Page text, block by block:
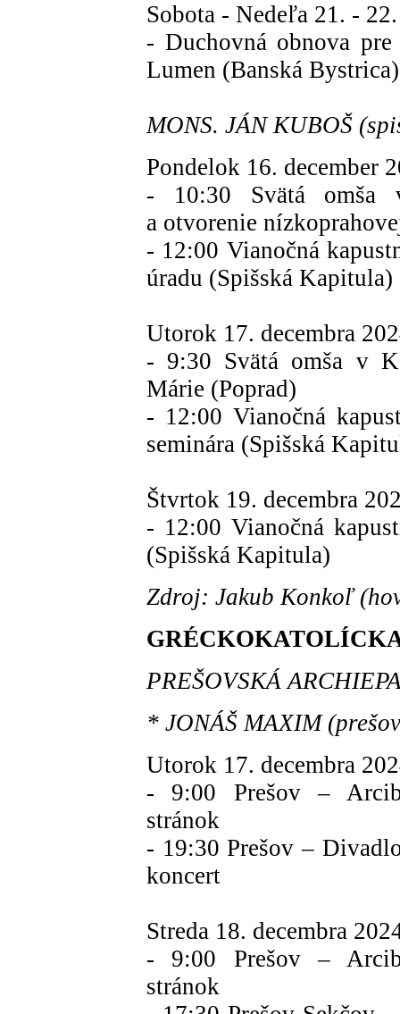
Sobota - Nedeľa 21. -
- Duchovná obnova pre
Lumen (Banská Bystrica)
MONS. JÁN KUBOŠ
Pondelok 16. december
- 10:30 Svätá omša
a otvorenie
- 12:00 Vianočná
úradu (Spišská Kapitula)
Utorok 17. decembra
- 9:30 Svätá omša v
Márie (Poprad)
- 12:00 Vianočná
seminára (Spišská
Štvrtok 19. decembra
- 12:00 Vianočná
(Spišská Kapitula)
Zdroj: Jakub Konkoľ
PREŠOVSKÁ
* JONÁŠ MAXIM
Utorok 17. decembra
- 9:00 Prešov –
stránok
- 19:30 Prešov –
koncert
Streda 18. decembra
- 9:00 Prešov –
stránok